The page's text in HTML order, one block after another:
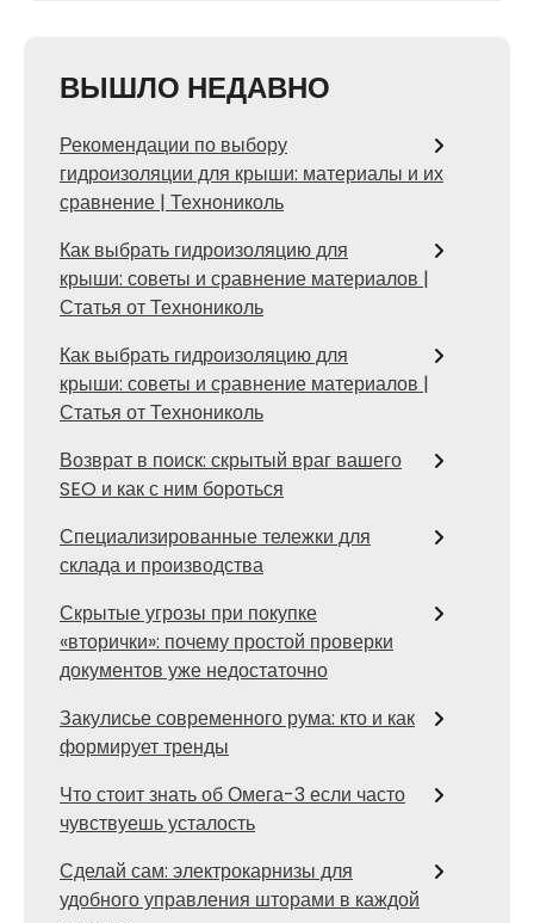
ВЫШЛО НЕДАВНО
Рекомендации по выбору
гидроизоляции для крыши: материалы и их
сравнение | Технониколь
Как выбрать гидроизоляцию для
крыши: советы и сравнение материалов |
Статья от Технониколь
Как выбрать гидроизоляцию для
крыши: советы и сравнение материалов |
Статья от Технониколь
Возврат в поиск: скрытый враг вашего
SEO и как с ним бороться
Специализированные тележки для
склада и производства
Скрытые угрозы при покупке
«вторички»: почему простой проверки
документов уже недостаточно
Закулисье современного рума: кто и как
формирует тренды
Что стоит знать об Омега-3 если часто
чувствуешь усталость
Сделай сам: электрокарнизы для
удобного управления шторами в каждой